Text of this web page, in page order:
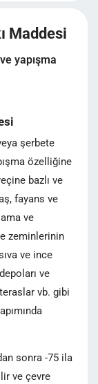
Maddesi
yapışma
şerbete
özelliğine
bazlı ve
fayans ve
ve
zeminlerinin
ve ince
ve
vb. gibi
sonra -75 ila
ve çevre